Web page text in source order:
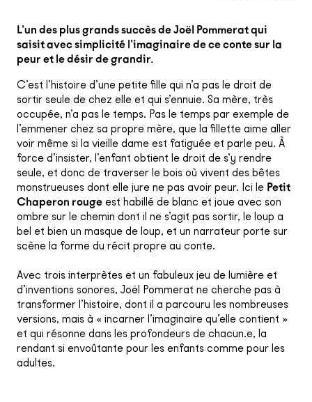
L’un des plus grands succès de Joël Pommerat qui
saisit avec simplicité l’imaginaire de ce conte sur la
peur et le désir de grandir.
C’est l’histoire d’une petite fille qui n’a pas le droit de
sortir seule de chez elle et qui s’ennuie. Sa mère, très
occupée, n’a pas le temps. Pas le temps par exemple de
l’emmener chez sa propre mère, que la fillette aime aller
voir même si la vieille dame est fatiguée et parle peu. À
force d’insister, l’enfant obtient le droit de s’y rendre
seule, et donc de traverser le bois où vivent des bêtes
monstrueuses dont elle jure ne pas avoir peur. Ici le Petit
Chaperon rouge est habillé de blanc et joue avec son
ombre sur le chemin dont il ne s’agit pas sortir, le loup a
bel et bien un masque de loup, et un narrateur porte sur
scène la forme du récit propre au conte.
Avec trois interprètes et un fabuleux jeu de lumière et
d’inventions sonores, Joël Pommerat ne cherche pas à
transformer l’histoire, dont il a parcouru les nombreuses
versions, mais à « incarner l’imaginaire qu’elle contient »
et qui résonne dans les profondeurs de chacun.e, la
rendant si envoûtante pour les enfants comme pour les
adultes.